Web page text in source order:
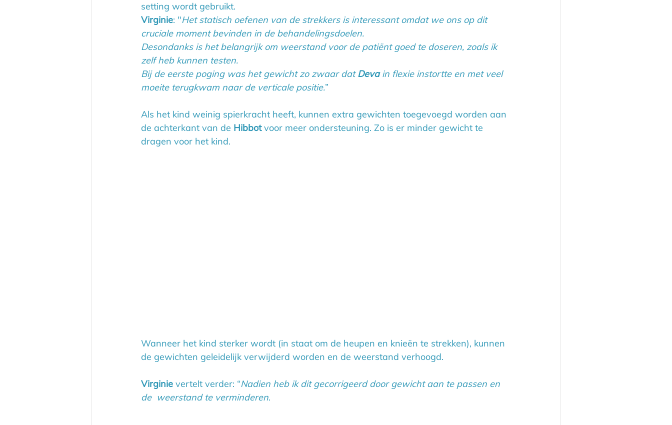
setting wordt gebruikt.
Virginie: "Het statisch oefenen van de strekkers is interessant omdat we ons op dit
cruciale moment bevinden in de behandelingsdoelen.
Desondanks is het belangrijk om weerstand voor de patiënt goed te doseren, zoals ik
zelf heb kunnen testen.
Bij de eerste poging was het gewicht zo zwaar dat Deva in flexie instortte en met veel
moeite terugkwam naar de verticale positie.”
Als het kind weinig spierkracht heeft, kunnen extra gewichten toegevoegd worden aan
de achterkant van de Hibbot voor meer ondersteuning. Zo is er minder gewicht te
dragen voor het kind.
Wanneer het kind sterker wordt (in staat om de heupen en knieën te strekken), kunnen
de gewichten geleidelijk verwijderd worden en de weerstand verhoogd.
Virginie vertelt verder: “Nadien heb ik dit gecorrigeerd door gewicht aan te passen en
de  weerstand te verminderen.